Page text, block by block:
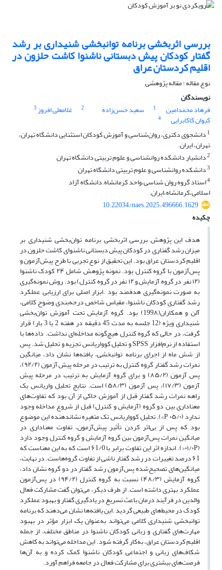
بررسی اثربخشی برنامه توانبخشی شنیداری بر رشد
گفتار کودکان پیش دبستانی ناشنوا کاشت حلزون در
اقلیم کردستان عراق
نوع مقاله : مقاله پژوهشی
نویسندگان
فرهاد محمدامین
1 سعید حسن‌زاده 2 غلامعلی افروز3
کیوان کاکابرایی
4
1 دانشجوی دکتری، روان‌شناسی و آموزش کودکان استثنایی دانشگاه تهران،
تهران، ایران.
2دانشیار دانشکده روانشناسی و علوم تربیتی دانشگاه تهران
3دانشکده روانشناسی و علوم تربیتی دانشگاه تهران
4استاد گروه روان شناسی،واحد کرمانشاه.دانشگاه آزاد
اسلامی،کرمانشاه،ایران.
10.22034/naes.2025.496666.1629
چکیده
هدف این پژوهش بررسی اثربخشی برنامه توان‌بخشی شنیداری بر
میزان رشد گفتاری در کودکان پیش دبستانی ناشنوای کاشت حلزون در
اقلیم کردستان عراق بود. این تحقیق از نوع تجربی با طرح پیش‌آزمون و
پس‌آزمون با گروه کنترل بود. نمونه پژوهش شامل ۲۴ کودک ناشنوا
(۱۲ نفر در گروه آزمایش و ۱۲ نفر در گروه کنترل) بود. روش نمونه‌گیری
به‌ صورت نمونه‌گیری هدفمند بود .ابزار اصلی برای ارزیابی عملکرد
رشد گفتاری کودکان ناشنوا، مقیاس شاخص درجه‌بندی وضوح کلامی،
آلن و همکاران(199۸) بود. گروه آزمایش تحت آموزش توان‌بخشی
شنیداری ویژه ‌(12 جلسه به مدت 45 دقیقه در هفته 2 یا 3 بار) قرار
گرفت، در حالی که گروه کنترل هیچ‌گونه مداخله‌ای نداشت. داده‌ها با
استفاده از نرم‌افزار SPSS و تحلیل کوواریانس تجزیه و تحلیل شد. پس
از شش ماه از اجرای برنامه توانبخشی، یافته‌ها نشان داد، میانگین
نمرات رشد گفتار گروه کنترل به ترتیب در مرحله پیش آزمون (۹۲/۲)،
پس آزمون (۸۵/۲) و برای گروه آزمایش به ترتیب در مرحله پیش
آزمون (۱۷/۳)، پس آزمون (۵۸/۳) است. نتایج تحلیل واریانس یک
راهه نمرات رشد گفتار قبل از آموزش حاکی از آن بود که تفاوت‌های
معناداری بین دو گروه (آزمایش و کنترل) قبل از شروع مداخله وجود
ندارد (۰۵/۰ P>). تحلیل کوواریانس تک متغیره نشاندهنده این موضوع
بود که پس از بی‌اثر کردن تأثیر پیش‌آزمون، تفاوت معناداری در
میانگین نمرات پس‌آزمون بین گروه آزمایش و گروه کنترل وجود دارد
(۰۱/۰P<). اندازه اثر این تفاوت برابر با ۶1/0 است که به این معناست که
۶1 درصد تغییرات در رشد گفتار ناشی از تفاوت گروه‌هاست. در نهایت،
میانگین‌های تصحیح‌شده پس‌آزمون رشد گفتار در دو گروه نشان داد،
گروه آزمایش (۴۸/۳) نسبت به گروه کنترل (۹۴/۲) در پس‌آزمون
عملکرد بهتری داشته است. از طرف دیگر، می‌توان گفت مشارکت فعال
والدین در فرآیند درمان باعث تسریع در یادگیری گفتار و بهبود عملکرد
کودک در محیط‌های طبیعی گردید .این یافته‌ها نشان می‌دهند که برنامه
توانبخشی شنیداری کلامی می‌تواند به‌عنوان یک ابزار مؤثر در بهبود
مهارت‌های گفتاری و زبانی کودکان ناشنوا در مناطق مختلف، از جمله
اقلیم کردستان عراق، به‌کار گرفته شود. این مداخله می‌تواند به کاهش
شکاف‌های زبانی و اجتماعی کودکان ناشنوا کمک کرده و به آن‌ها
فرصت‌های بیشتری برای مشارکت فعال در جامعه فراهم آورد.